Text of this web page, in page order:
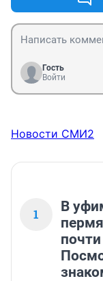
Гость
Войти
Новости СМИ2
1
В